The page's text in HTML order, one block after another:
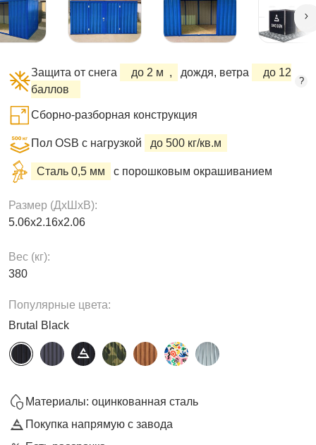
Защита от снега до 2 м , дождя, ветра
до 12
баллов
?
Сборно-разборная конструкция
Пол OSB с нагрузкой до 500 кг/кв.м
Сталь 0,5 мм с порошковым окрашиванием
Размер (ДxШxВ):
5.06х2.16х2.06
Вес (кг):
380
Популярные цвета:
Brutal Black
Материалы: оцинкованная сталь
Покупка напрямую с завода